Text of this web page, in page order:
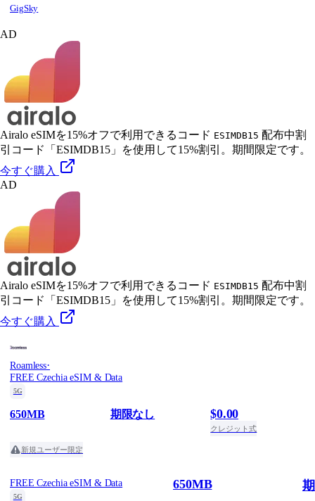
GigSky
AD
Airalo eSIMを15%オフで利用できるコード ESIMDB15 配布中割
引コード「ESIMDB15」を使用して15%割引。期間限定です。
今すぐ購入
AD
Airalo eSIMを15%オフで利用できるコード ESIMDB15 配布中割
引コード「ESIMDB15」を使用して15%割引。期間限定です。
今すぐ購入
Roamless·
FREE Czechia eSIM & Data
5G
650MB 期限なし $0.00
クレジット式
新規ユーザー限定
FREE Czechia eSIM & Data
5G
650MB